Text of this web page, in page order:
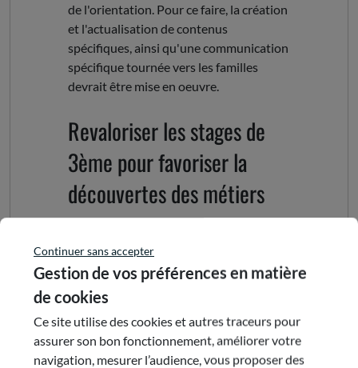
de l'orientation. Pour ce faire, la création
et l'actualisation de contenus
spécifiques, ainsi qu'une communication
spécifique tournée vers les familles
devrait être mise en oeuvre.
Revaloriser les stages de
3ème pour favoriser la
découvertes des métiers
Les stages de 3ème devraient être, pour
les jeunes, une véritable occasion de
découvrir un métier. Pour ce faire, le
CESER Auvergne-Rhône-Alpes propose
développer une base de données des
entreprises prêtes à accueillir des
stagiaires de 3ème, en permettant aux
Continuer sans accepter
Gestion de vos préférences en matière
de cookies
Ce site utilise des cookies et autres traceurs pour
assurer son bon fonctionnement, améliorer votre
navigation, mesurer l’audience, vous proposer des